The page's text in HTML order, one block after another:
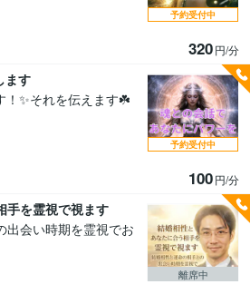
320円/分
予約受付中
ます
✨それを伝えます☘️
100円/分
予約受付中
手を霊視で視ます
出会い時期を霊視でお
離席中